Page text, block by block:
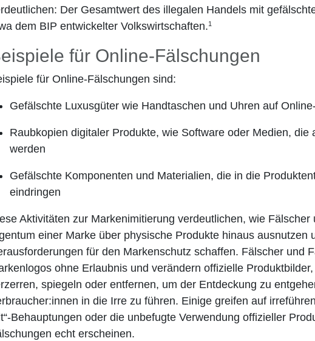
Der Gesamtwert des illegalen Handels mit
dem BIP entwickelter Volkswirtschaften.1
für Online-Fälschungen
für Online-Fälschungen sind:
Gefälschte Luxusgüter wie Handtaschen und Uhren auf
Raubkopien digitaler Produkte, wie Software oder Medien, die
werden
Gefälschte Komponenten und Materialien, die in die
eindringen
Aktivitäten zur Markenimitierung verdeutlichen, wie Fälscher
einer Marke über physische Produkte hinaus ausnutzen
für den Markenschutz schaffen. Fälscher und
ohne Erlaubnis und verändern offizielle
spiegeln oder entfernen, um der Entdeckung zu
in die Irre zu führen. Einige greifen auf
Behauptungen oder die unbefugte Verwendung offizieller
echt erscheinen.